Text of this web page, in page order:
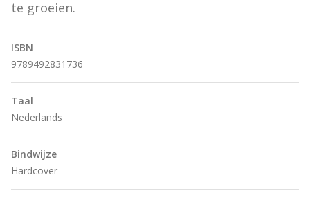
te groeien.
ISBN
9789492831736
Taal
Nederlands
Bindwijze
Hardcover